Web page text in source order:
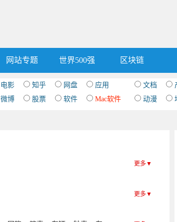
网站专题 世界500强 区块链
电影 知乎 网盘 应用 文档
微博 股票 软件 Mac软件 动漫
更多▼
更多▼